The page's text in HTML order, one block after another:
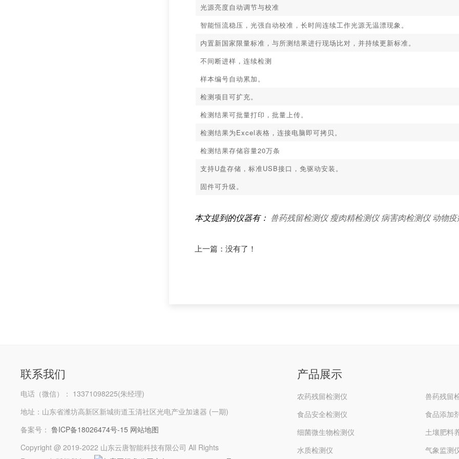
光源亮度自动调节与校准
智能恒流稳压，光强自动校准，长时间连续工作光源无温漂现象。
内置新国家限量标准，与所测结果进行现场比对，并持续更新标准。
不间断进样，连续检测
样本编号自动累加。
检测项目可扩充。
检测结果可批量打印，批量上传。
检测结果为Excel表格，连接电脑即可拷贝。
检测结果存储容量20万条
支持U盘存储，标准USB接口，免驱动安装。
固件可升级。
本文提到的仪器有： 兽药残留检测仪 瘦肉精检测仪 病害肉检测仪 动物
上一篇：没有了！
联系我们
电话（微信）： 13371098225(朱经理)
地址：山东省潍坊高新区新城街道玉清社区光电产业加速器 (一期)
备案号： 鲁ICP备18026474号-15 网站地图
Copyright @ 2019-2022 山东云唐智能科技有限公司 All Rights
产品展示
农药残留检测仪
兽药残留
食品安全检测仪
食品添加
细菌微生物检测仪
土壤肥料
水质检测仪
气象监测